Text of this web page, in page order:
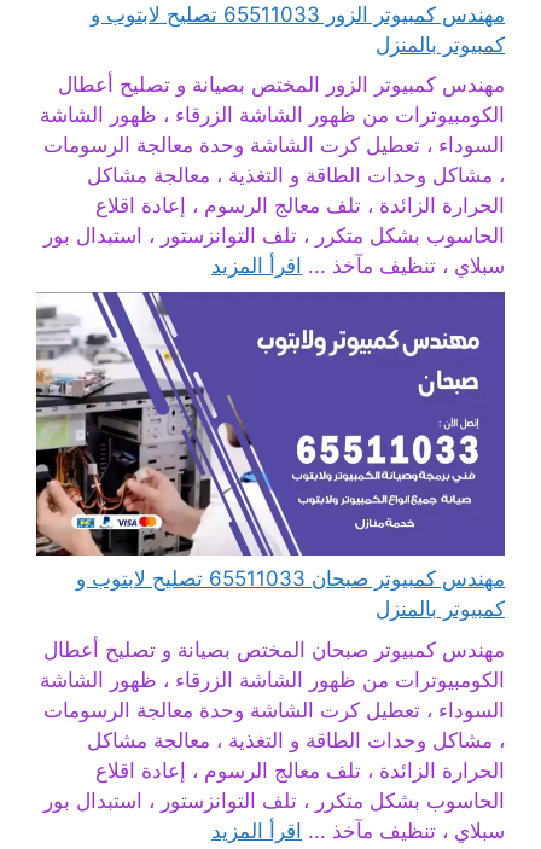
مهندس كمبيوتر الزور 65511033 تصليح لابتوب و
كمبيوتر بالمنزل
مهندس كمبيوتر الزور المختص بصيانة و تصليح أعطال
الكومبيوترات من ظهور الشاشة الزرقاء ، ظهور الشاشة
السوداء ، تعطيل كرت الشاشة وحدة معالجة الرسومات
، مشاكل وحدات الطاقة و التغذية ، معالجة مشاكل
الحرارة الزائدة ، تلف معالج الرسوم ، إعادة اقلاع
الحاسوب بشكل متكرر ، تلف التوانزستور ، استبدال بور
سبلاي ، تنظيف مآخذ ... اقرأ المزيد
مهندس كمبيوتر صبحان 65511033 تصليح لابتوب و
كمبيوتر بالمنزل
مهندس كمبيوتر صبحان المختص بصيانة و تصليح أعطال
الكومبيوترات من ظهور الشاشة الزرقاء ، ظهور الشاشة
السوداء ، تعطيل كرت الشاشة وحدة معالجة الرسومات
، مشاكل وحدات الطاقة و التغذية ، معالجة مشاكل
الحرارة الزائدة ، تلف معالج الرسوم ، إعادة اقلاع
الحاسوب بشكل متكرر ، تلف التوانزستور ، استبدال بور
سبلاي ، تنظيف مآخذ ... اقرأ المزيد